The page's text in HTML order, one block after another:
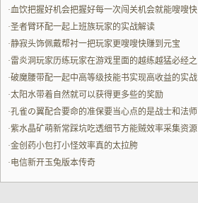
·血饮把握好机会把握好每一次闯关机会就能嗖嗖快
提升
·圣者臂环配一起上班族玩家的实战解读
·静寂头饰佩戴帮衬一把玩家更嗖嗖快赚到元宝
·雷炎洞玩家历练玩家在游戏里面的越练越猛必经之
地
·破魔腰带配一起中高等级技能书实现高收益的实战
解读
·太阳水带着自然就可以获得更多些的奖励
·孔雀の翼配合要命的准保要当心点的是战士和法师
的配合
·紫水晶矿萌新常踩坑吃透细节方能贼效率采集资源
·金创药小包打小怪效率真的太拉胯
·电信新开玉兔版本传奇